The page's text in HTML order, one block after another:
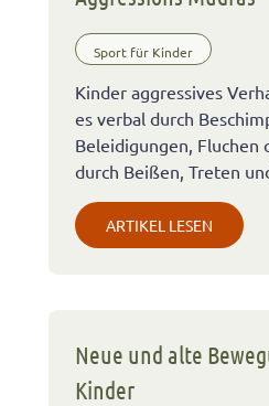
Sport für Kinder
Kinder aggressives
es verbal durch
Beleidigungen, Fluchen
durch Beißen, Treten
ARTIKEL LESEN
Neue und alte
Kinder